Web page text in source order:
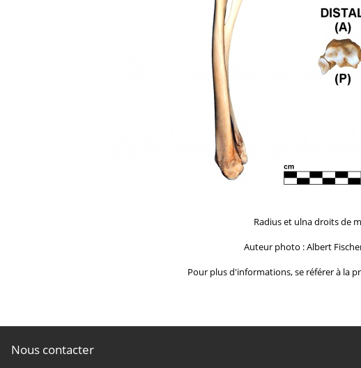
Radius et ulna droits de
Auteur photo : Albert
Pour plus d'informations, se référer à la
Nous contacter